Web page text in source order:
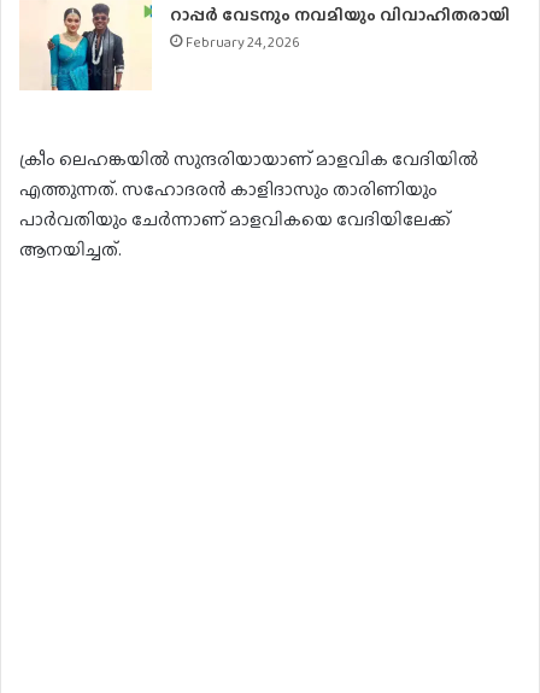
റാപ്പർ വേടനും നവമിയും വിവാഹിതരായി
February 24, 2026
ക്രീം ലെഹങ്കയില്‍ സുന്ദരിയായാണ് മാളവിക വേദിയില്‍
എത്തുന്നത്. സഹോദരന്‍ കാളിദാസും താരിണിയും
പാര്‍വതിയും ചേര്‍ന്നാണ് മാളവികയെ വേദിയിലേക്ക്
ആനയിച്ചത്.